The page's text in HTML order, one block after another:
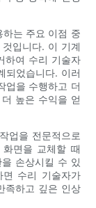
는 주요 이점 중
입니다. 이 기계
하여 수리 기술자
되었습니다. 이러
업을 수행하고 더
높은 수익을 얻
업을 전문적으로
면을 교체할 때
손상시킬 수 있
수리 기술자가
족하고 깊은 인상